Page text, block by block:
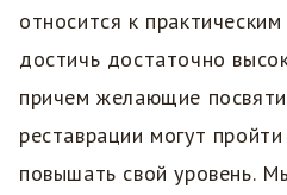
относится к
достичь достаточно
причем желающие
реставрации могут
повышать свой уровень.